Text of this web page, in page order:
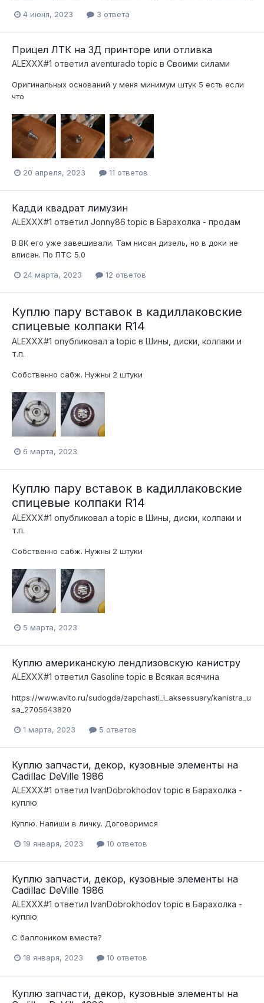
4 июня, 2023 3 ответа
Прицел ЛТК на 3Д принторе или отливка
ALEXXX#1 ответил aventurado topic в Своими силами
Оригинальных оснований у меня минимум штук 5 есть если
что
20 апреля, 2023 11 ответов
Кадди квадрат лимузин
ALEXXX#1 ответил Jonny86 topic в Барахолка - продам
В ВК его уже завешивали. Там нисан дизель, но в доки не
вписан. По ПТС 5.0
24 марта, 2023 12 ответов
Куплю пару вставок в кадиллаковские
спицевые колпаки R14
ALEXXX#1 опубликовал a topic в Шины, диски, колпаки и
т.п.
Собственно сабж. Нужны 2 штуки
6 марта, 2023
Куплю пару вставок в кадиллаковские
спицевые колпаки R14
ALEXXX#1 опубликовал a topic в Шины, диски, колпаки и
т.п.
Собственно сабж. Нужны 2 штуки
5 марта, 2023
Куплю американскую лендлизовскую канистру
ALEXXX#1 ответил Gasoline topic в Всякая всячина
https://www.avito.ru/sudogda/zapchasti_i_aksessuary/kanistra_u
sa_2705643820
1 марта, 2023 5 ответов
Куплю запчасти, декор, кузовные элементы на
Cadillac DeVille 1986
ALEXXX#1 ответил IvanDobrokhodovtopic в Барахолка -
куплю
Куплю. Напиши в личку. Договоримся
19 января, 2023 10 ответов
Куплю запчасти, декор, кузовные элементы на
Cadillac DeVille 1986
ALEXXX#1 ответил IvanDobrokhodovtopic в Барахолка -
куплю
С баллоником вместе?
18 января, 2023 10 ответов
Куплю запчасти, декор, кузовные элементы на